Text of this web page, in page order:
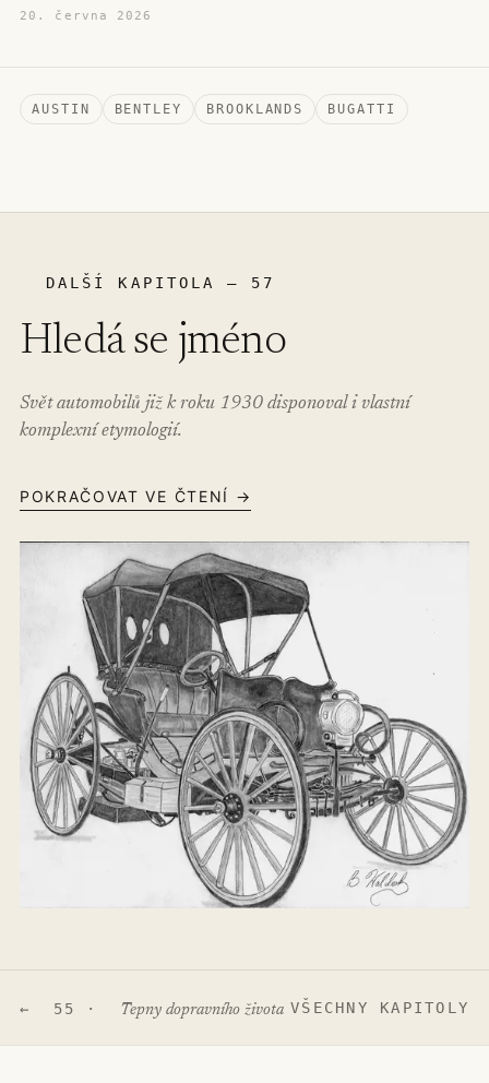
20. června 2026
AUSTIN BENTLEY BROOKLANDS BUGATTI
DALŠÍ KAPITOLA – 57
Hledá se jméno
Svět automobilů již k roku 1930 disponoval i vlastní
komplexní etymologií.
POKRAČOVAT VE ČTENÍ →
← 55 · Tepny dopravního života VŠECHNY KAPITOLY